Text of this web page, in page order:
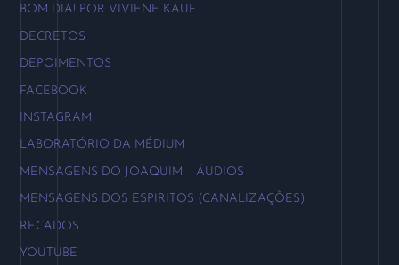
BOM DIA! POR VIVIENE KAUF
DECRETOS
DEPOIMENTOS
FACEBOOK
INSTAGRAM
LABORATÓRIO DA MÉDIUM
MENSAGENS DO JOAQUIM – ÁUDIOS
MENSAGENS DOS ESPIRITOS (CANALIZAÇÕES)
RECADOS
YOUTUBE